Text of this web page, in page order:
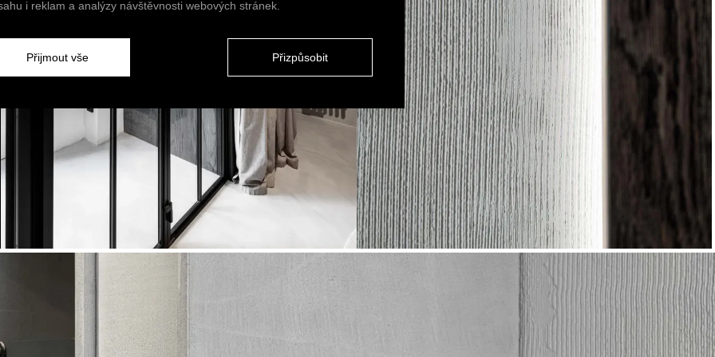
i reklam a analýzy návštěvnosti webových stránek.
Přijmout vše Přizpůsobit